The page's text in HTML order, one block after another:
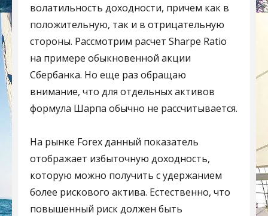
волатильность доходности, причем как в
положительную, так и в отрицательную
стороны. Рассмотрим расчет Sharpe Ratio
на примере обыкновенной акции
Сбербанка. Но еще раз обращаю
внимание, что для отдельных активов
формула Шарпа обычно не рассчитывается.
На рынке Forex данный показатель
отображает избыточную доходность,
которую можно получить с удержанием
более рискового актива. Естественно, что
повышенный риск должен быть